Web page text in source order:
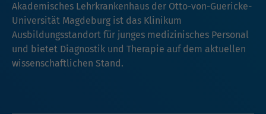
Akademisches Lehrkrankenhaus der Otto-von-Guericke-
Universität Magdeburg ist das Klinikum
Ausbildungsstandort für junges medizinisches Personal
und bietet Diagnostik und Therapie auf dem aktuellen
wissenschaftlichen Stand.